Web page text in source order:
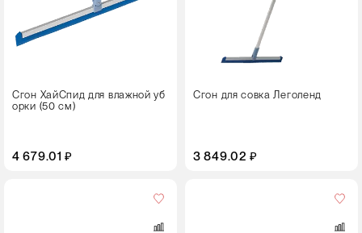
Сгон ХайСпид для влажной уб
орки (50 см)
4 679.01 ₽
Сгон для совка Леголенд
3 849.02 ₽